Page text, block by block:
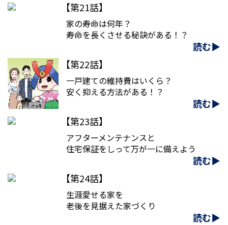
【第21話】
家の寿命は何年？
寿命を長くさせる秘訣がある！？
読む▶
【第22話】
一戸建ての維持費はいくら？
安く抑える方法がある！？
読む▶
【第23話】
アフターメンテナンスと
住宅保証をしって万が一に備えよう
読む▶
【第24話】
生涯愛せる家を
老後を見据えた家づくり
読む▶